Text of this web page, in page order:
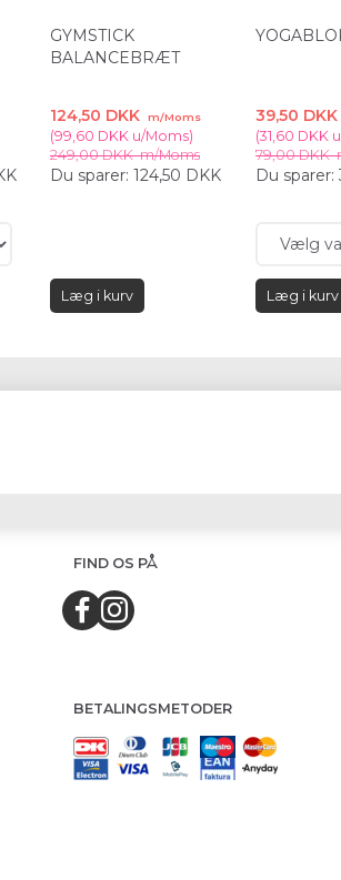
GYMSTICK
BALANCEBRÆT
124,50 DKK m/Moms
(99,60 DKK u/Moms)
249,00 DKKm/Moms
Du sparer: 124,50 DKK
Læg i kurv
39,50 DKK
(31,60 DKK
79,00 DKK
Du sparer:
Læg i kurv
FIND OS PÅ
BETALINGSMETODER